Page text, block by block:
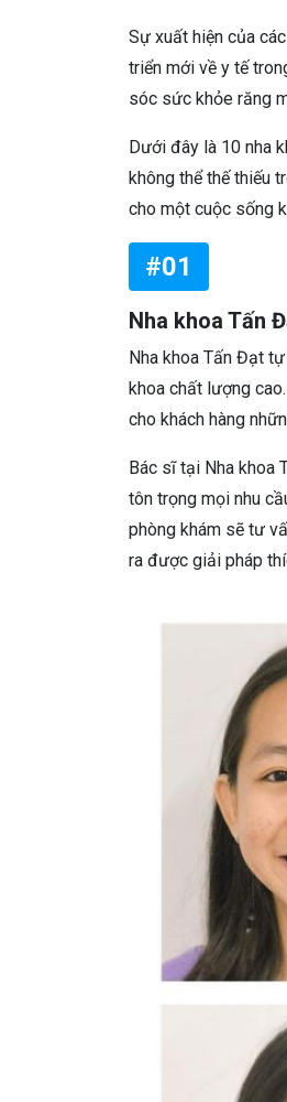
Sự xuất hiện của
triển mới về y tế
sóc sức khỏe răng
Dưới đây là 10 nha
không thể thế thiếu
cho một cuộc sống
#01
Nha khoa Tấn
Nha khoa Tấn Đạt
khoa chất lượng
cho khách hàng
Bác sĩ tại Nha khoa
tôn trọng mọi nhu
phòng khám sẽ tư
ra được giải pháp